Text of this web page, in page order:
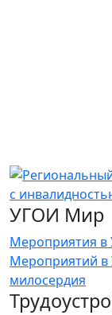
УГОИ Мир
Мероприятия
Мероприятий
милосердия